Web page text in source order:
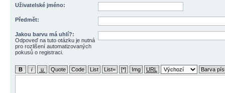
Uživatelské jméno:
Předmět:
Jakou barvu má uhlí?:
Odpoveď na tuto otázku je nutná
pro rozlišení automatizovaných
pokusů o registraci.